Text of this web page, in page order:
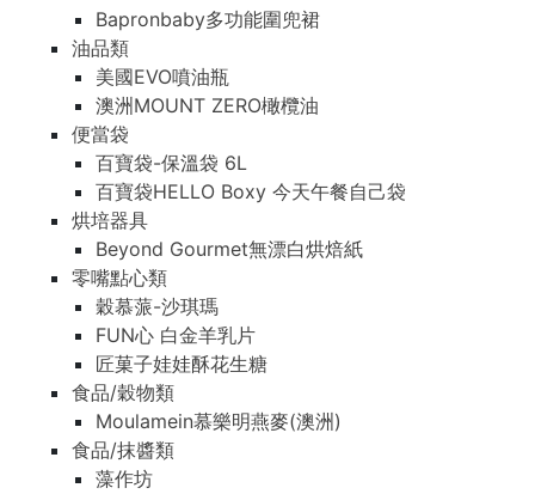
Bapronbaby多功能圍兜裙
油品類
美國EVO噴油瓶
澳洲MOUNT ZERO橄欖油
便當袋
百寶袋-保溫袋 6L
百寶袋HELLO Boxy 今天午餐自己袋
烘培器具
Beyond Gourmet無漂白烘焙紙
零嘴點心類
穀慕蒎-沙琪瑪
FUN心 白金羊乳片
匠菓子娃娃酥花生糖
食品/穀物類
Moulamein慕樂明燕麥(澳洲)
食品/抹醬類
藻作坊